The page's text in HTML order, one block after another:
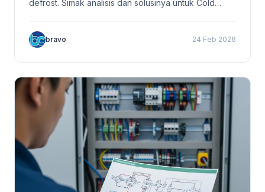
defrost. Simak analisis dan solusinya untuk Cold
bravo 24 Feb 2026